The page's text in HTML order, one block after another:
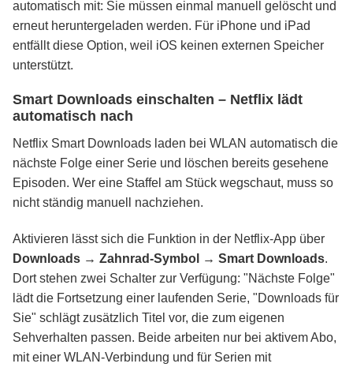
automatisch mit: Sie müssen einmal manuell gelöscht und
erneut heruntergeladen werden. Für iPhone und iPad
entfällt diese Option, weil iOS keinen externen Speicher
unterstützt.
Smart Downloads einschalten – Netflix lädt
automatisch nach
Netflix Smart Downloads laden bei WLAN automatisch die
nächste Folge einer Serie und löschen bereits gesehene
Episoden. Wer eine Staffel am Stück wegschaut, muss so
nicht ständig manuell nachziehen.
Aktivieren lässt sich die Funktion in der Netflix-App über
Downloads → Zahnrad-Symbol → Smart Downloads.
Dort stehen zwei Schalter zur Verfügung: "Nächste Folge"
lädt die Fortsetzung einer laufenden Serie, "Downloads für
Sie" schlägt zusätzlich Titel vor, die zum eigenen
Sehverhalten passen. Beide arbeiten nur bei aktivem Abo,
mit einer WLAN-Verbindung und für Serien mit